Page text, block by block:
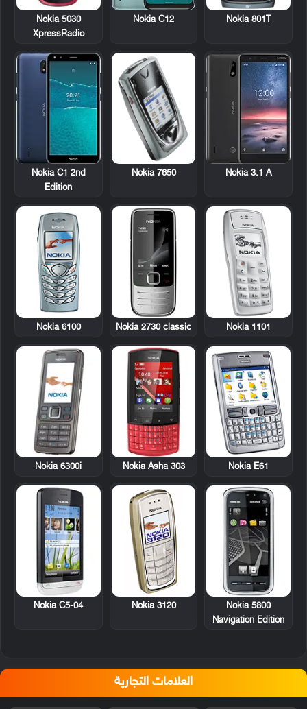
Nokia 801T
Nokia C12
Nokia 5030
XpressRadio
Nokia 3.1 A
Nokia 7650
Nokia C1 2nd
Edition
Nokia 1101
Nokia 2730 classic
Nokia 6100
Nokia E61
Nokia Asha 303
Nokia 6300i
Nokia 5800
Navigation Edition
Nokia 3120
Nokia C5-04
العلامات التجارية